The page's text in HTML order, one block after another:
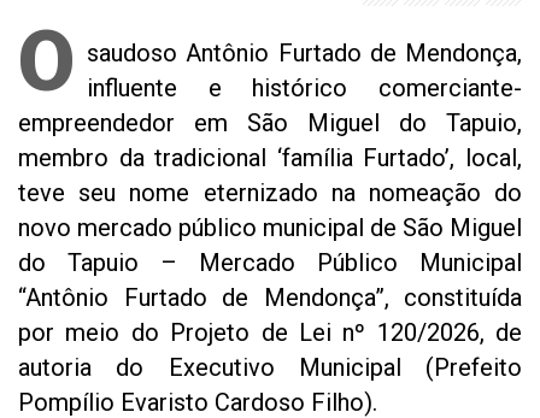
O saudoso Antônio Furtado de Mendonça,
influente e histórico comerciante-
empreendedor em São Miguel do Tapuio,
membro da tradicional ‘família Furtado’, local,
teve seu nome eternizado na nomeação do
novo mercado público municipal de São Miguel
do Tapuio – Mercado Público Municipal
“Antônio Furtado de Mendonça”, constituída
por meio do Projeto de Lei nº 120/2026, de
autoria do Executivo Municipal (Prefeito
Pompílio Evaristo Cardoso Filho).